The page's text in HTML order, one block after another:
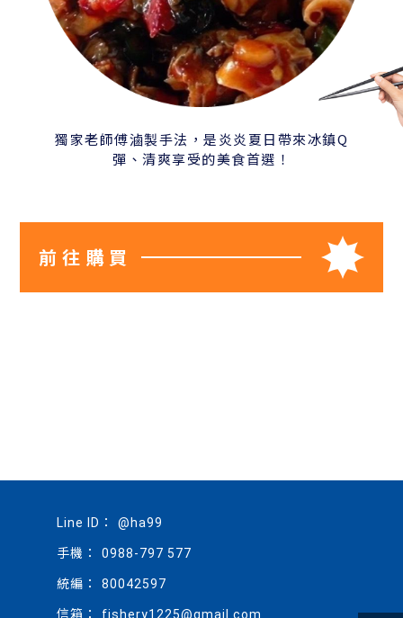
獨家老師傅滷製手法，是炎炎夏日帶來冰鎮Q
彈、清爽享受的美食首選！
前往購買
@ha99
0988-797 577
80042597
fishery1225@gmail.com